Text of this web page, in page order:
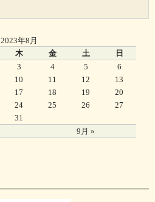
2023年8月
木 金 土 日
9月 »
3 4 5
6
10 11 12
13
17 18 19
20
24 25 26
27
31